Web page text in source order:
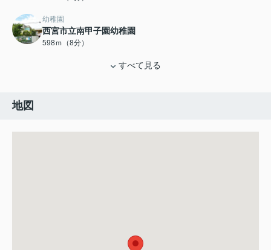
幼稚園
西宮市立南甲子園幼稚園
598ｍ（8分）
すべて見る
地図